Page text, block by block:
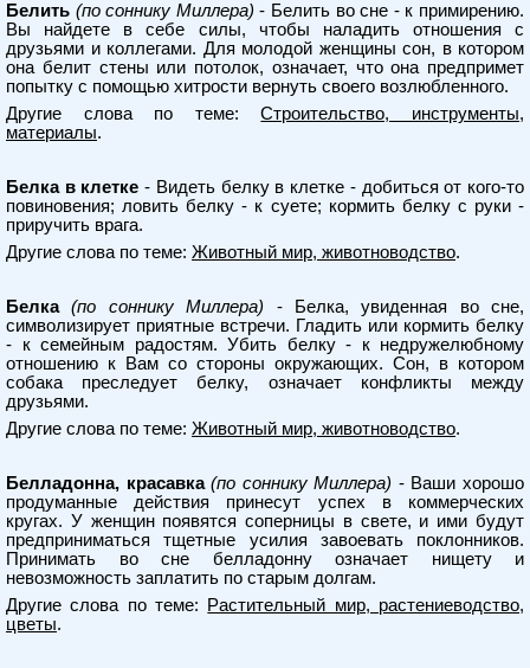
Белить (по соннику Миллера) - Белить во сне - к примирению.
Вы найдете в себе силы, чтобы наладить отношения с
друзьями и коллегами. Для молодой женщины сон, в котором
она белит стены или потолок, означает, что она предпримет
попытку с помощью хитрости вернуть своего возлюбленного.
Другие слова по теме:Строительство, инструменты,
материалы.
Белка в клетке - Видеть белку в клетке - добиться от кого-то
повиновения; ловить белку - к суете; кормить белку с руки -
приручить врага.
Другие слова по теме: Животный мир, животноводство.
Белка (по соннику Миллера) - Белка, увиденная во сне,
символизирует приятные встречи. Гладить или кормить белку
- к семейным радостям. Убить белку - к недружелюбному
отношению к Вам со стороны окружающих. Сон, в котором
собака преследует белку, означает конфликты между
друзьями.
Другие слова по теме: Животный мир, животноводство.
Белладонна, красавка (по соннику Миллера) - Ваши хорошо
продуманные действия принесут успех в коммерческих
кругах. У женщин появятся соперницы в свете, и ими будут
предприниматься тщетные усилия завоевать поклонников.
Принимать во сне белладонну означает нищету и
невозможность заплатить по старым долгам.
Другие слова по теме:
Растительный мир, растениеводство,
цветы.